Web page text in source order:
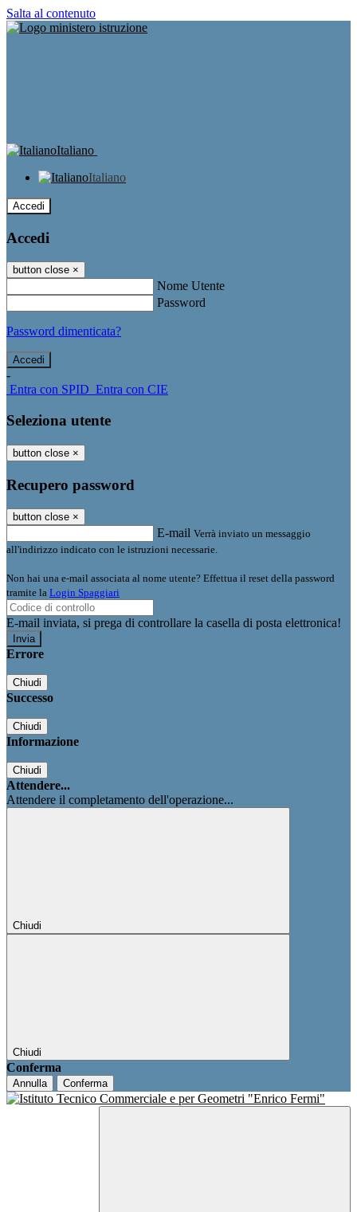
Salta al contenuto
Italiano
Italiano
Accedi
Accedi
button close ×
Nome Utente
Password
Password dimenticata?
-
Entra con SPID Entra con CIE
Seleziona utente
button close ×
Recupero password
button close ×
E-mail Verrà inviato un messaggio
all'indirizzo indicato con le istruzioni necessarie.
Non hai una e-mail associata al nome utente? Effettua il reset della password
tramite la Login Spaggiari
E-mail inviata, si prega di controllare la casella di posta elettronica!
Errore
Chiudi
Successo
Chiudi
Informazione
Chiudi
Attendere...
Attendere il completamento dell'operazione...
Chiudi
Chiudi
Conferma
Annulla Conferma